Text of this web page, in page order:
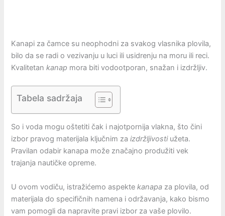
Kanapi za čamce su neophodni za svakog vlasnika plovila,
bilo da se radi o vezivanju u luci ili usidrenju na moru ili reci.
Kvalitetankanap mora biti vodootporan, snažan i izdržljiv.
Tabela sadržaja
So i voda mogu oštetiti čak i najotpornija vlakna, što čini
izbor pravog materijala ključnim zaizdržljivostiužeta.
Pravilan odabir kanapa može značajno produžiti vek
trajanja nautičke opreme.
U ovom vodiču, istražićemo aspektekanapa za plovila, od
materijala do specifičnih namena i održavanja, kako bismo
vam pomogli da napravite pravi izbor za vaše plovilo.